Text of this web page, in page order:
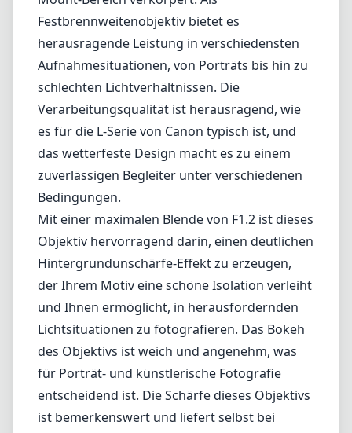
PREIS PRÜFEN BEI AMAZON
Das Canon RF 50mm F1.2L USM ist ein
hochwertiges Objektiv, das das Beste aus
Canons Handwerkskunst und Optik im RF-
Mount-Bereich verkörpert. Als
Festbrennweitenobjektiv bietet es
herausragende Leistung in verschiedensten
Aufnahmesituationen, von Porträts bis hin zu
schlechten Lichtverhältnissen. Die
Verarbeitungsqualität ist herausragend, wie
es für die L-Serie von Canon typisch ist, und
das wetterfeste Design macht es zu einem
zuverlässigen Begleiter unter verschiedenen
Bedingungen.
Mit einer maximalen Blende von F1.2 ist dieses